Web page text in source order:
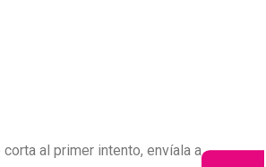
corta al primer intento, envíala a